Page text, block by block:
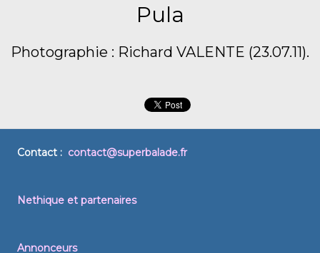
Pula
Photographie : Richard VALENTE (23.07.11).
Contact : contact@superbalade.fr
Nethique et partenaires
Annonceurs